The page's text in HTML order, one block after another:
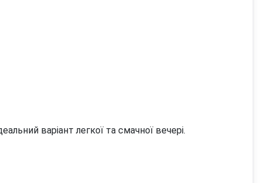
варіант легкої та смачної вечері.